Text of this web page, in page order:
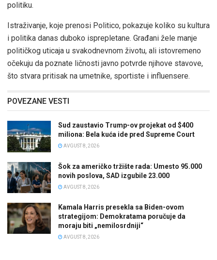
politiku.
Istraživanje, koje prenosi Politico, pokazuje koliko su kultura
i politika danas duboko isprepletane. Građani žele manje
političkog uticaja u svakodnevnom životu, ali istovremeno
očekuju da poznate ličnosti javno potvrde njihove stavove,
što stvara pritisak na umetnike, sportiste i influensere.
POVEZANE VESTI
Sud zaustavio Trump-ov projekat od $400
miliona: Bela kuća ide pred Supreme Court
AVGUST 8, 2026
Šok za američko tržište rada: Umesto 95.000
novih poslova, SAD izgubile 23.000
AVGUST 8, 2026
Kamala Harris presekla sa Biden-ovom
strategijom: Demokratama poručuje da
moraju biti „nemilosrdniji“
AVGUST 8, 2026